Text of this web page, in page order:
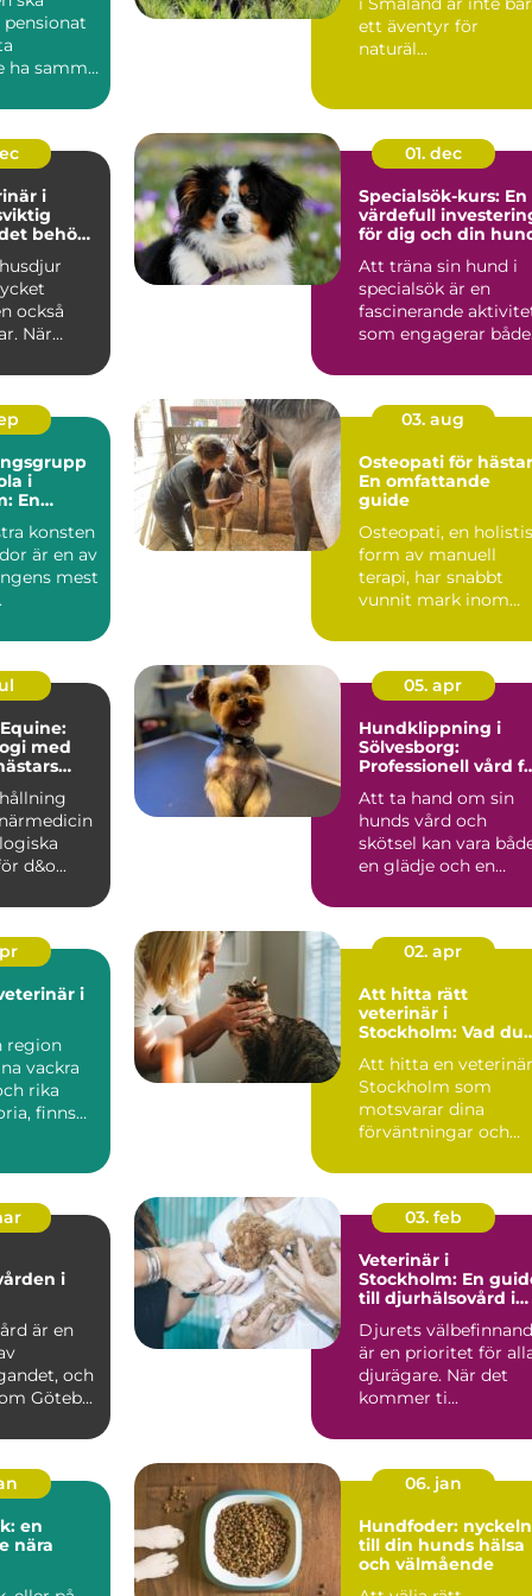
pensionat
ha samma
ett äventyr för
naturäl...
i
behövs
också
När
01. dec
Specialsök-kurs: En
värdefull
för dig och din
Att träna sin hund i
specialsök är en
fascinerande
som engagerar
i
En
konsten
är en av
mest
03. aug
Osteopati för
En omfattande
guide
Osteopati, en
form av manuell
terapi, har snabbt
vunnit mark inom
med
d&o...
05. apr
Hundklippning i
Sölvesborg:
Professionell vård
Att ta hand om sin
hunds vård och
skötsel kan vara
en glädje och en
i
region
vackra
rika
finns
02. apr
Att hitta rätt
veterinär i
Stockholm: Vad du
Att hitta en
Stockholm som
motsvarar dina
förväntningar och
i
är en
och
Göteb...
03. feb
Veterinär i
Stockholm: En
till djurhälsovård i
Djurets
är en prioritet för
djurägare. När det
kommer ti...
en
nära
06. jan
Hundfoder: nyckeln
till din hunds hälsa
och välmående